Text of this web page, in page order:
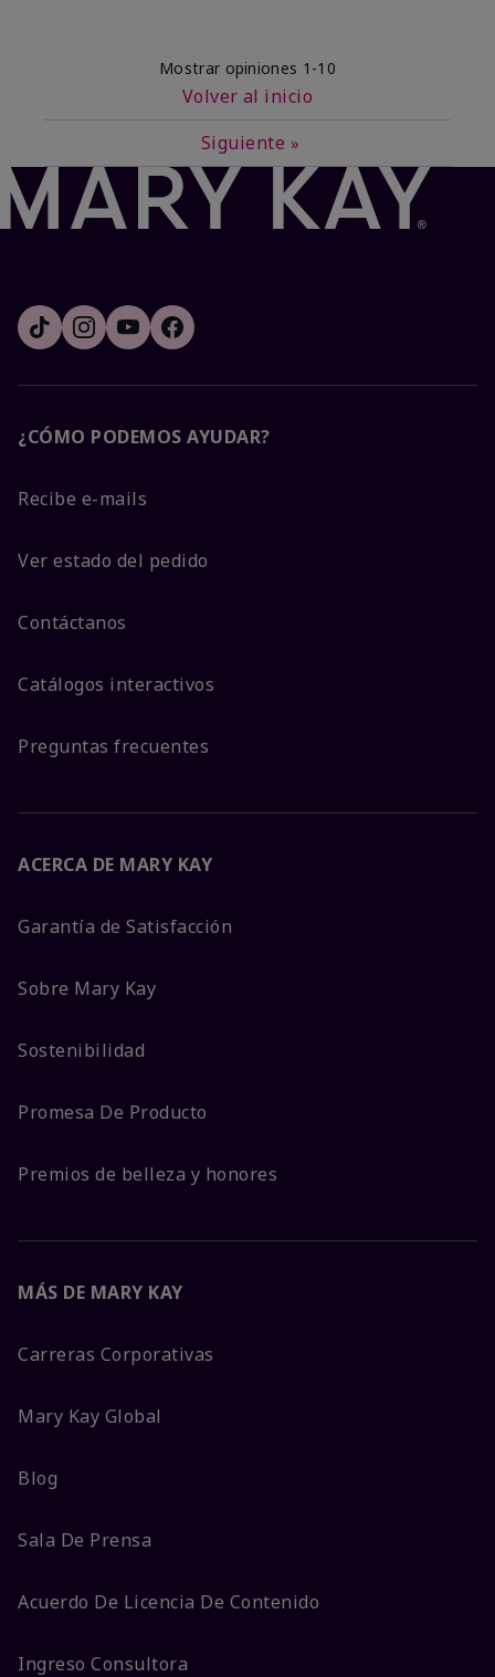
Mostrar opiniones 1-10
Volver al inicio
Siguiente »
¿CÓMO PODEMOS AYUDAR?
Recibe e-mails
Ver estado del pedido
Contáctanos
Catálogos interactivos
Preguntas frecuentes
ACERCA DE MARY KAY
Garantía de Satisfacción
Sobre Mary Kay
Sostenibilidad
Promesa De Producto
Premios de belleza y honores
MÁS DE MARY KAY
Carreras Corporativas
Mary Kay Global
Blog
Sala De Prensa
Acuerdo De Licencia De Contenido
Ingreso Consultora